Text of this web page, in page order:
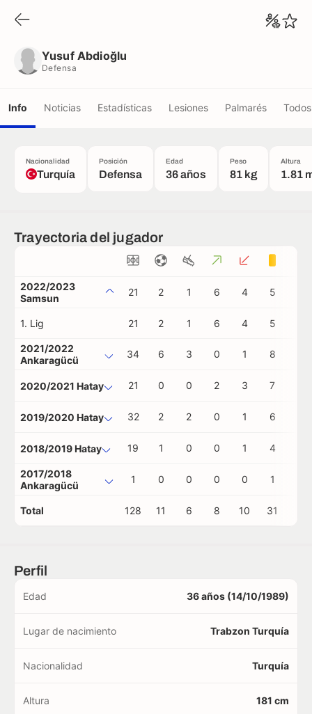
Yusuf Abdioğlu
Defensa
Info Noticias Estadísticas Lesiones Palmarés
Nacionalidad
Turquía
Posición
Defensa
Edad
36 años
Peso
81 kg
Altura
1.81
Trayectoria del jugador
2022/2023
Samsun
21 2 1 6 4 5
1. Lig 21 2 1 6 4 5
2021/2022
Ankaragücü
34 6 3 0 1 8
2020/2021 Hatay 21 0 0 2 3 7
2019/2020 Hatay 32 2 2 0 1 6
2018/2019 Hatay 19 1 0 0 1 4
2017/2018
Ankaragücü
1 0 0 0 0 1
Total 128 11 6 8 10 31
Perfil
Edad 36 años (14/10/1989)
Lugar de nacimiento Trabzon Turquía
Nacionalidad Turquía
Altura 181 cm